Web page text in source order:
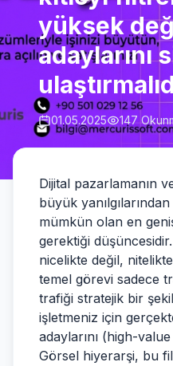
yüksek
adaylarını
01.05.2025 147
Dijital pazarlamanın
büyük
mümkün olan en
gerektiği
nicelikte değil,
temel görevi sadece
trafiği stratejik bir
işletmeniz için
adaylarını (high-
Görsel hiyerarşi, bu